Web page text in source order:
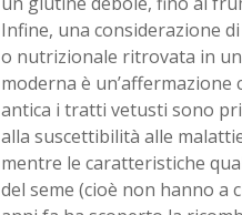
Infine, una considerazione
o nutrizionale ritrovata in
moderna è
antica i tratti vetusti sono
alla suscettibilità alle
mentre le caratteristiche
del seme (cioè non hanno a